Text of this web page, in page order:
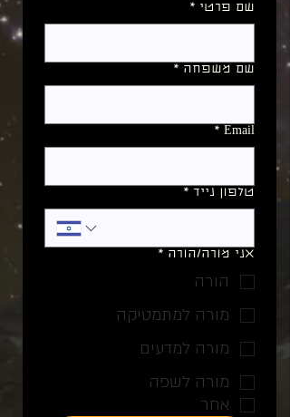
שם פרטי *
שם משפחה *
Email
*
טלפון נייד *
אני מורה/הורה *
הורה
מורה למתמטיקה
מורה למדעים
מורה לשפה
אחר